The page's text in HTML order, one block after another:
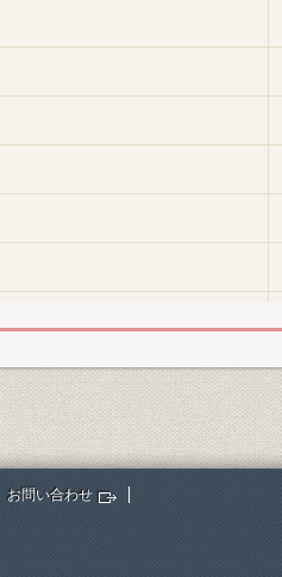
お問い合わせ